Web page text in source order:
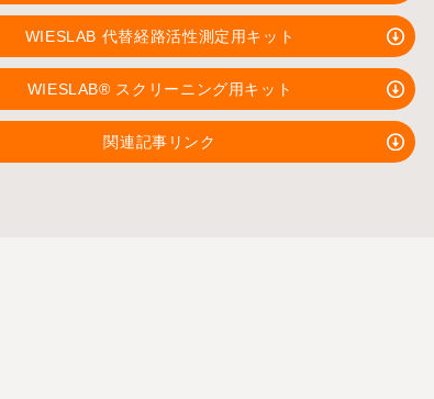
WIESLAB 代替経路活性測定用キット
WIESLAB® スクリーニング用キット
関連記事リンク